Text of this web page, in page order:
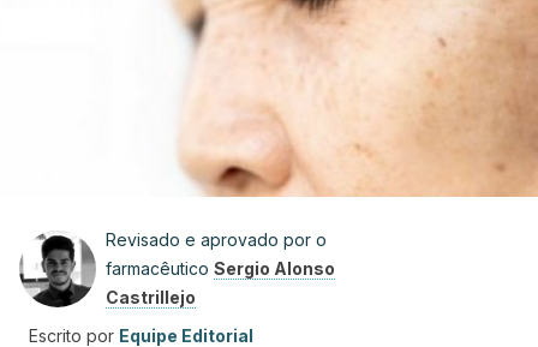
Revisado e aprovado por o
farmacêutico Sergio Alonso
Castrillejo
Escrito por Equipe Editorial